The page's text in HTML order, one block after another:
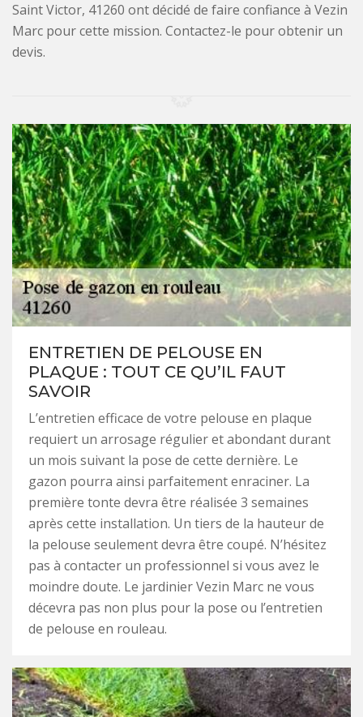
Saint Victor, 41260 ont décidé de faire confiance à Vezin
Marc pour cette mission. Contactez-le pour obtenir un
devis.
ENTRETIEN DE PELOUSE EN
PLAQUE : TOUT CE QU’IL FAUT
SAVOIR
L’entretien efficace de votre pelouse en plaque
requiert un arrosage régulier et abondant durant
un mois suivant la pose de cette dernière. Le
gazon pourra ainsi parfaitement enraciner. La
première tonte devra être réalisée 3 semaines
après cette installation. Un tiers de la hauteur de
la pelouse seulement devra être coupé. N’hésitez
pas à contacter un professionnel si vous avez le
moindre doute. Le jardinier Vezin Marc ne vous
décevra pas non plus pour la pose ou l’entretien
de pelouse en rouleau.